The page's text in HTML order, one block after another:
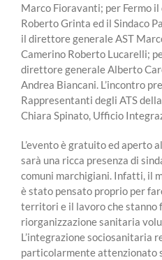
Marco Fioravanti; per Fermo
Roberto Grinta ed il Sindaco
il direttore generale AST
Camerino Roberto Lucarelli;
direttore generale Alberto
Andrea Biancani. L’incontro
Rappresentanti degli ATS
Chiara Spinato, Ufficio
L’evento è gratuito ed aperto
sarà una ricca presenza di
comuni marchigiani. Infatti, il
è stato pensato proprio per
territori e il lavoro che stanno
riorganizzazione sanitaria
L’integrazione sociosanitaria
particolarmente attenzionato